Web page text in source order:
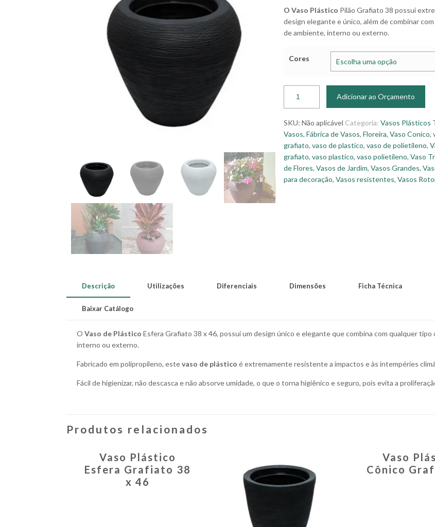
O Vaso Plástico Pilão Grafiato 38 possui
design elegante e único, além de combinar
de ambiente, interno ou externo.
Cores
Adicionar ao Orçamento
SKU:Não aplicável Categoria:Vasos Plásticos
Vasos,Fábrica de Vasos,Floreira,Vaso Conico,
grafiato,vaso de plastico,vaso de polietileno,
grafiato,vaso plastico,vaso polietileno,Vaso
de Flores,Vasos de Jardim,Vasos Grandes,
para decoração,Vasos resistentes,Vasos
Descrição Utilizações Diferenciais Dimensões Ficha Técnica
Baixar Catálogo
OVaso de PlásticoEsfera Grafiato 38 x 46, possui um design único e elegante que combina com qualquer tipo
interno ou externo.
Fabricado em polipropileno, estevaso de plástico é extremamente resistente a impactos e às intempéries
Fácil de higienizar, não descasca e não absorve umidade, o que o torna higiênico e seguro, pois evita a
Produtos relacionados
Vaso Plástico
Esfera Grafiato 38
x 46
Vaso
Cônico